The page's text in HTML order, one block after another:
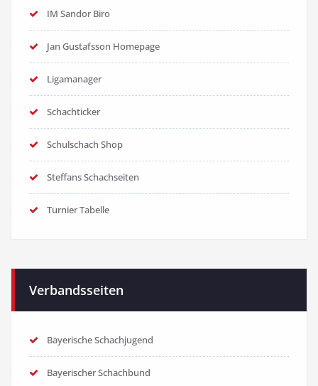
IM Sandor Biro
Jan Gustafsson Homepage
Ligamanager
Schachticker
Schulschach Shop
Steffans Schachseiten
Turnier Tabelle
Verbandsseiten
Bayerische Schachjugend
Bayerischer Schachbund